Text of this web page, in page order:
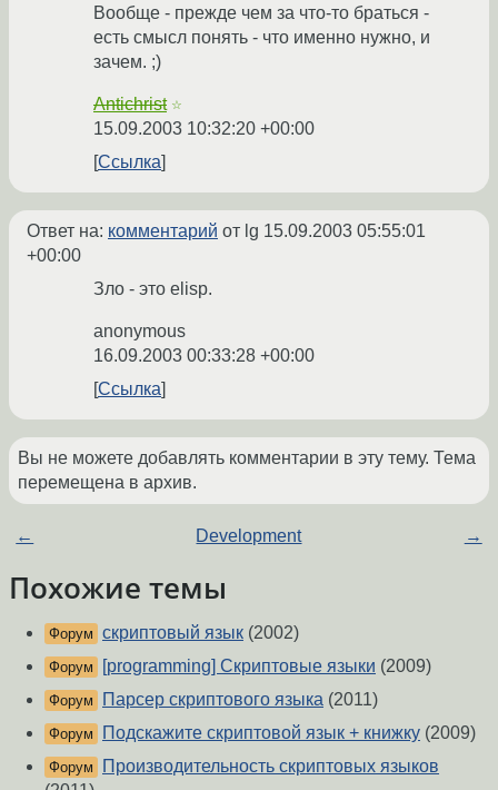
Вообще - прежде чем за что-то браться -
есть смысл понять - что именно нужно, и
зачем. ;)
Antichrist ☆
15.09.2003 10:32:20 +00:00
Ссылка
Ответ на: комментарий от lg 15.09.2003 05:55:01
+00:00
Зло - это elisp.
anonymous
16.09.2003 00:33:28 +00:00
Ссылка
Вы не можете добавлять комментарии в эту тему. Тема
перемещена в архив.
← Development →
Похожие темы
Форум скриптовый язык (2002)
Форум [programming] Скриптовые языки (2009)
Форум Парсер скриптового языка (2011)
Форум Подскажите скриптовой язык + книжку (2009)
Форум
Производительность скриптовых языков